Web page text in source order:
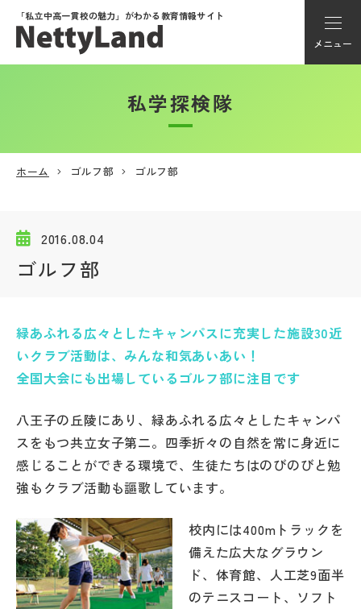
「私立中高一貫校の魅力」がわかる教育情報サイト
メニュー
アカウント登録
学校選び
私学探検隊
説明会・イベント情報
よみもの
学校からのお知らせ
学校HP最新情報
私学探検隊
ホーム ゴルフ部 ゴルフ部
2016.08.04
ゴルフ部
緑あふれる広々としたキャンパスに充実した施設30近
いクラブ活動は、みんな和気あいあい！
全国大会にも出場しているゴルフ部に注目です
八王子の丘陵にあり、緑あふれる広々としたキャンパ
スをもつ共立女子第二。四季折々の自然を常に身近に
感じることができる環境で、生徒たちはのびのびと勉
強もクラブ活動も謳歌しています。
校内には400mトラックを
備えた広大なグラウン
ド、体育館、人工芝9面半
のテニスコート、ソフト